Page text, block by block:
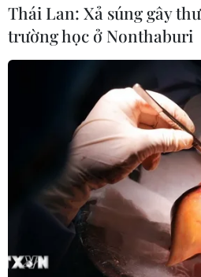
TIN LIÊN QUAN
Thái Lan: Xả súng gây
trường học ở Nonthaburi